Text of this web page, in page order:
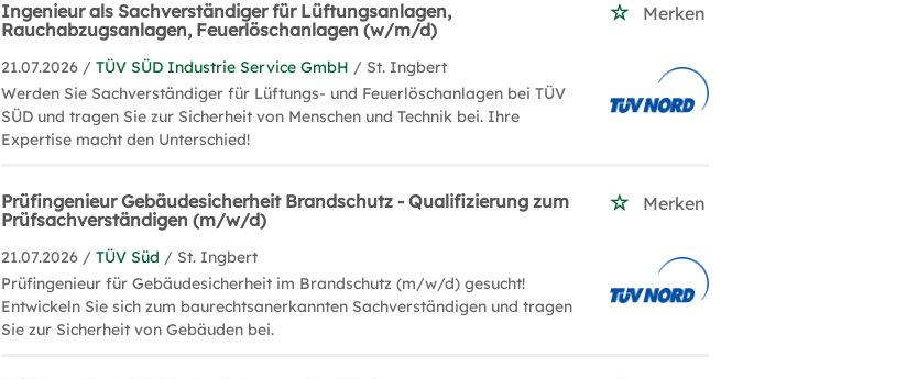
Ingenieur als Sachverständiger für Lüftungsanlagen,
Rauchabzugsanlagen, Feuerlöschanlagen (w/m/d)
Merken
21.07.2026 /TÜV SÜD Industrie Service GmbH / St. Ingbert
Werden Sie Sachverständiger für Lüftungs- und Feuerlöschanlagen bei TÜV
SÜD und tragen Sie zur Sicherheit von Menschen und Technik bei. Ihre
Expertise macht den Unterschied!
Prüfingenieur Gebäudesicherheit Brandschutz - Qualifizierung zum
Prüfsachverständigen (m/w/d)
Merken
21.07.2026 /TÜV Süd / St. Ingbert
Prüfingenieur für Gebäudesicherheit im Brandschutz (m/w/d) gesucht!
Entwickeln Sie sich zum baurechtsanerkannten Sachverständigen und tragen
Sie zur Sicherheit von Gebäuden bei.